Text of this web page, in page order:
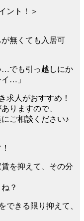
ント！＞
が無くても入居可
…でも引っ越しにか
…」
求人がおすすめ！
りますので、
ご相談ください♪
を抑えて、その分
？
できる限り抑えて、